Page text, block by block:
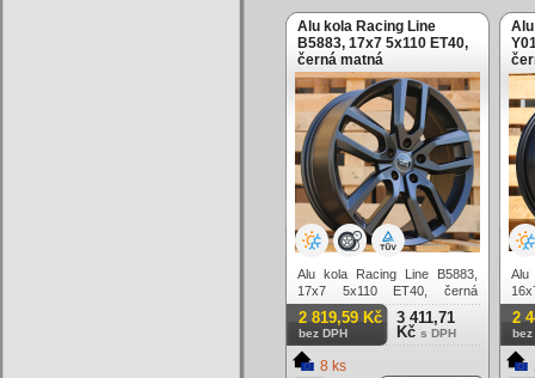
Alu kola Racing Line
B5883, 17x7 5x110 ET40,
černá matná
Alu kola Racing Line B5883,
17x7 5x110 ET40, černá
matná
2 819,59 Kč
bez DPH
3 411,71
Kč s DPH
8 ks
Alu
2
bez